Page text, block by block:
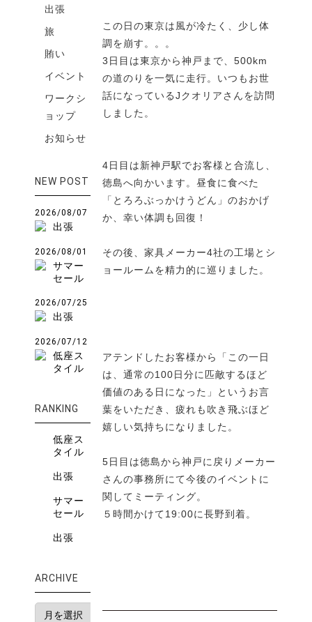
この日の東京は風が冷たく、少し体
調を崩す。。。
3日目は東京から神戸まで、500km
の道のりを一気に走行。いつもお世
話になっているJクオリアさんを訪問
しました。
4日目は新神戸駅でお客様と合流し、
徳島へ向かいます。昼食に食べた
「とろろぶっかけうどん」のおかげ
か、幸い体調も回復！
その後、家具メーカー4社の工場とシ
ョールームを精力的に巡りました。
アテンドしたお客様から「この一日
は、通常の100日分に匹敵するほど
価値のある日になった」というお言
葉をいただき、疲れも吹き飛ぶほど
嬉しい気持ちになりました。
5日目は徳島から神戸に戻りメーカー
さんの事務所にて今後のイベントに
関してミーティング。
５時間かけて19:00に長野到着。
出張
旅
賄い
イベント
ワークシ
ョップ
お知らせ
NEW POST
2026/08/07
出張
2026/08/01
サマー
セール
2026/07/25
出張
2026/07/12
低座ス
タイル
RANKING
低座ス
タイル
出張
サマー
セール
出張
ARCHIVE